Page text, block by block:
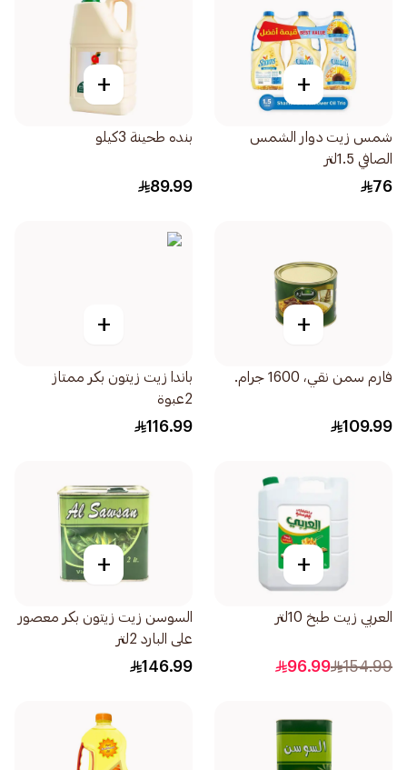
+
شمس زيت دوار الشمس
الصافي 1.5لتر
76
+
بنده طحينة 3كيلو
89.99
+
فارم سمن نقي، 1600 جرام.
109.99
+
باندا زيت زيتون بكر ممتاز
2عبوة
116.99
+
العربي زيت طبخ 10لتر
154.99
96.99
+
السوسن زيت زيتون بكر معصور
على البارد 2لتر
146.99